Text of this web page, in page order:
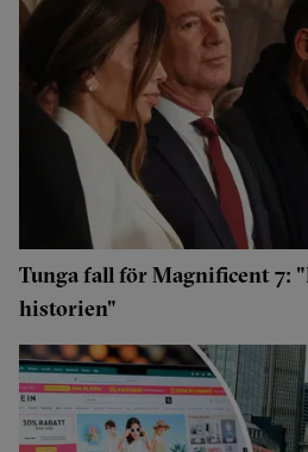
Tunga fall för Magnificent 7:
historien"